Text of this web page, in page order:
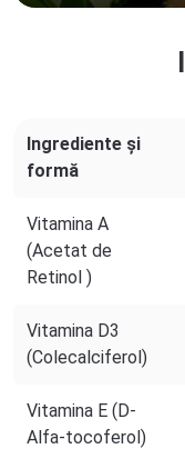
Ingrediente și
formă
Vitamina A
(Acetat de
Retinol )
Vitamina D3
(Colecalciferol)
Vitamina E (D-
Alfa-tocoferol)